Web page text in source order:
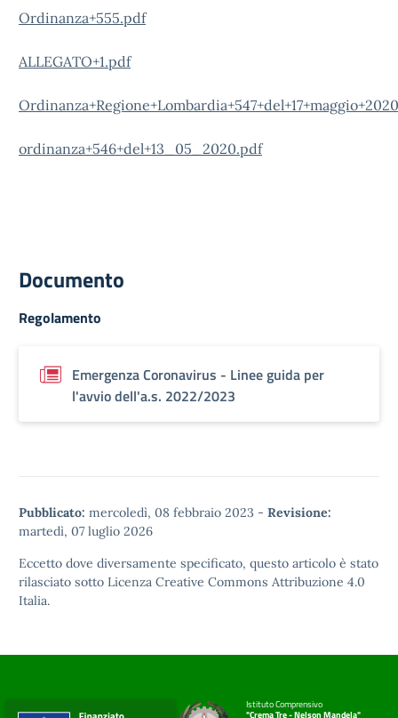
Ordinanza+555.pdf
ALLEGATO+1.pdf
ordinanza+546+del+13_05_2020.pdf
Documento
Regolamento
Emergenza Coronavirus - Linee guida per
l'avvio dell'a.s. 2022/2023
Pubblicato: mercoledì, 08 febbraio 2023 - Revisione:
martedì, 07 luglio 2026
Eccetto dove diversamente specificato, questo articolo è stato
rilasciato sotto Licenza Creative Commons Attribuzione 4.0
Italia.
Istituto Comprensivo
"Crema Tre - Nelson Mandela"